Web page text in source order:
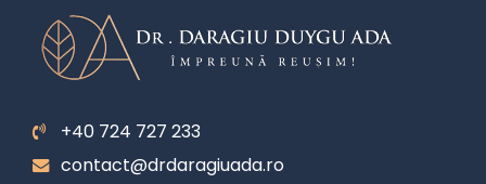
+40 724 727 233
contact@drdaragiuada.ro